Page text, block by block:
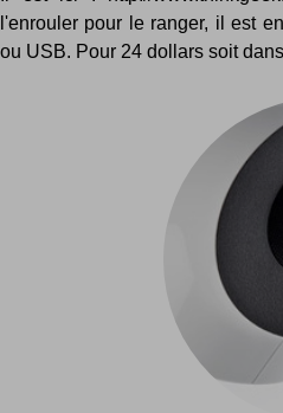
l'enrouler pour le ranger, il est
ou USB. Pour 24 dollars soit